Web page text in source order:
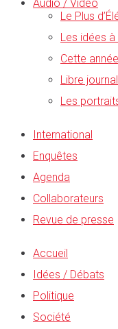
Audio / Vidéo
Le Plus
Les idées à
Cette
Libre
Les
International
Enquêtes
Agenda
Collaborateurs
Revue de presse
Accueil
Idées / Débats
Politique
Société